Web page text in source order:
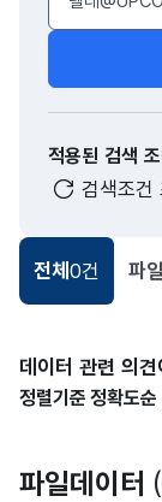
적용된 검색
검색조건
전체 0건 파
데이터 관련 의
정렬기준 정확도순
파일데이터